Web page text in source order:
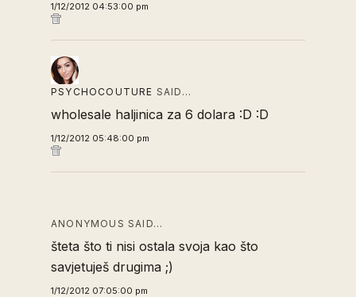
1/12/2012 04:53:00 pm
PSYCHOCOUTURE SAID…
wholesale haljinica za 6 dolara :D :D
1/12/2012 05:48:00 pm
ANONYMOUS SAID…
šteta što ti nisi ostala svoja kao što
savjetuješ drugima ;)
1/12/2012 07:05:00 pm